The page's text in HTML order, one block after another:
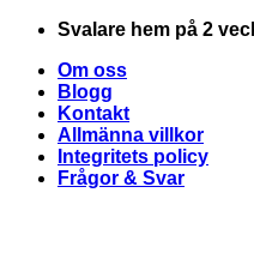
Skip
content
Svalare hem på 2
Om oss
Blogg
Kontakt
Allmänna villkor
Integritets policy
Frågor & Svar